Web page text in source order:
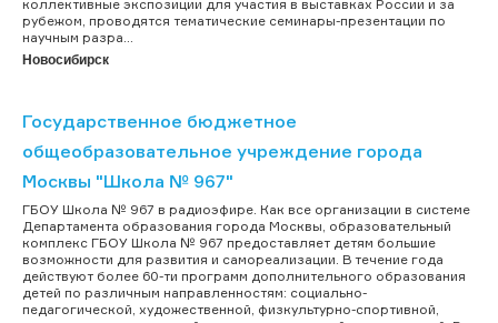
коллективные экспозиции для участия в выставках России и за
рубежом, проводятся тематические семинары-презентации по
научным разра...
Новосибирск
Государственное бюджетное
общеобразовательное учреждение города
Москвы "Школа № 967"
ГБОУ Школа № 967 в радиоэфире. Как все организации в системе
Департамента образования города Москвы, образовательный
комплекс ГБОУ Школа № 967 предоставляет детям большие
возможности для развития и самореализации. В течение года
действуют более 60-ти программ дополнительного образования
детей по различным направленностям: социально-
педагогической, художественной, физкультурно-спортивной,